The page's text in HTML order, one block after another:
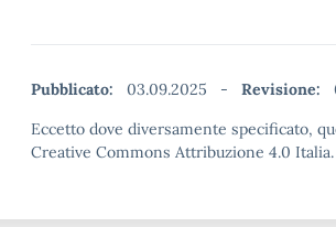
Pubblicato: 03.09.2025 - Revisione:
Eccetto dove diversamente specificato,
Creative Commons Attribuzione 4.0 Italia.